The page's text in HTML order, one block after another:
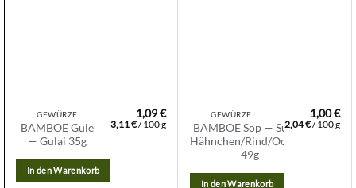
GEWÜRZE
BAMBOE Gule
— Gulai 35g
1,09€
3,11€/100g
In den Warenkorb
GEWÜRZE
BAMBOE Sop — Suppe
Hähnchen/Rind/Ochsen
49g
1,00€
2,04€/100g
In den Warenkorb